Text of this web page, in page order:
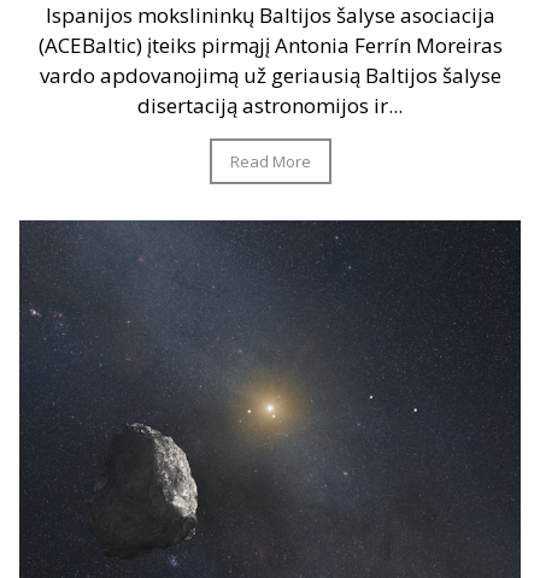
Ispanijos mokslininkų Baltijos šalyse asociacija
(ACEBaltic) įteiks pirmąjį Antonia Ferrín Moreiras
vardo apdovanojimą už geriausią Baltijos šalyse
disertaciją astronomijos ir...
Read More